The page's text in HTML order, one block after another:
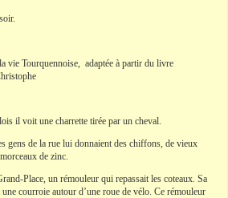
vie Tourquennoise, adaptée à partir du livre
il voit une charrette tirée par un cheval.
gens de la rue lui donnaient des chiffons, de vieux
de zinc.
Place, un rémouleur qui repassait les coteaux. Sa
courroie autour d’une roue de vélo. Ce rémouleur